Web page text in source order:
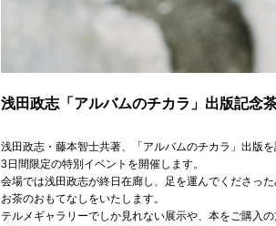
浅田政志「アルバムのチカラ」出版記念
浅田政志・藤本智士共著、「アルバムのチカラ」出版を
3日間限定の特別イベントを開催します。
会場では浅田政志が終日在廊し、足を運んでくださっ
お茶のおもてなしをいたします。
テルメギャラリーでしか見れない展示や、本をご購入